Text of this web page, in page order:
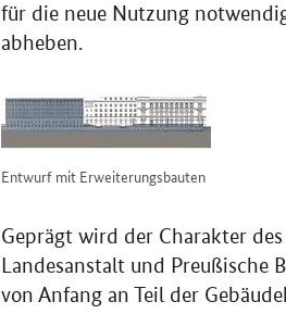
für die neue Nutzung
abheben.
Entwurf mit Erweiterungsbauten
Geprägt wird der Charakter
Landesanstalt und Preußische
von Anfang an Teil der